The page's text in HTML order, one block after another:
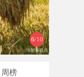
7/10
周榜